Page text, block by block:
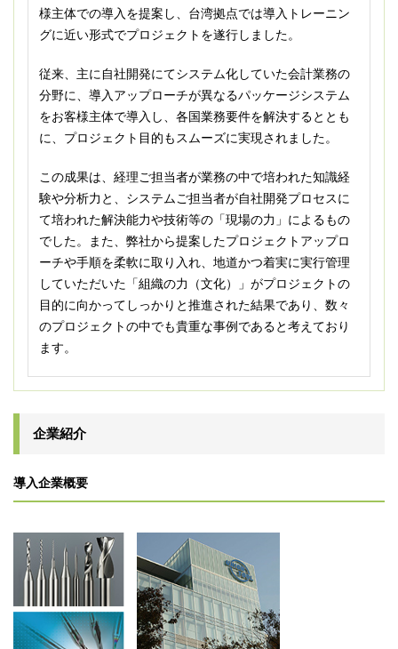
様主体での導入を提案し、台湾拠点では導入トレーニン
グに近い形式でプロジェクトを遂行しました。
従来、主に自社開発にてシステム化していた会計業務の
分野に、導入アップローチが異なるパッケージシステム
をお客様主体で導入し、各国業務要件を解決するととも
に、プロジェクト目的もスムーズに実現されました。
この成果は、経理ご担当者が業務の中で培われた知識経
験や分析力と、システムご担当者が自社開発プロセスに
て培われた解決能力や技術等の「現場の力」によるもの
でした。また、弊社から提案したプロジェクトアップロ
ーチや手順を柔軟に取り入れ、地道かつ着実に実行管理
していただいた「組織の力（文化）」がプロジェクトの
目的に向かってしっかりと推進された結果であり、数々
のプロジェクトの中でも貴重な事例であると考えており
ます。
企業紹介
導入企業概要